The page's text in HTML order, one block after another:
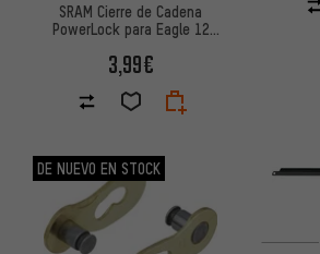
SRAM Cierre de Cadena
PowerLock para Eagle 12
3,99€
DE NUEVO EN STOCK